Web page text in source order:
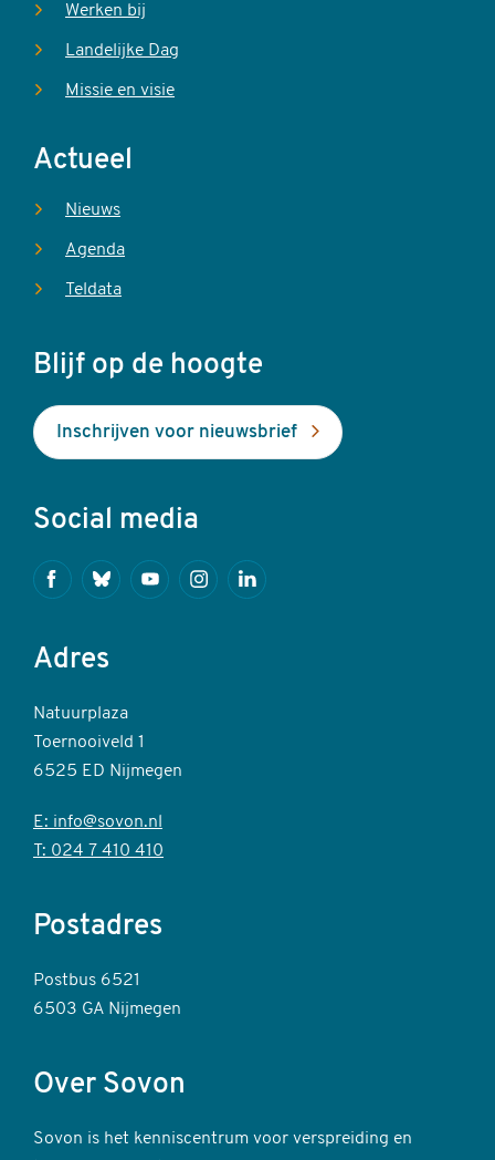
Werken bij
Landelijke Dag
Missie en visie
Actueel
Nieuws
Agenda
Teldata
Blijf op de hoogte
Inschrijven voor nieuwsbrief
Social media
FacebookBlueskyYoutubeInstagramLinkedin
Adres
Natuurplaza
Toernooiveld 1
6525 ED Nijmegen
E: info@sovon.nl
T: 024 7 410 410
Postadres
Postbus 6521
6503 GA Nijmegen
Over Sovon
Sovon is het kenniscentrum voor verspreiding en